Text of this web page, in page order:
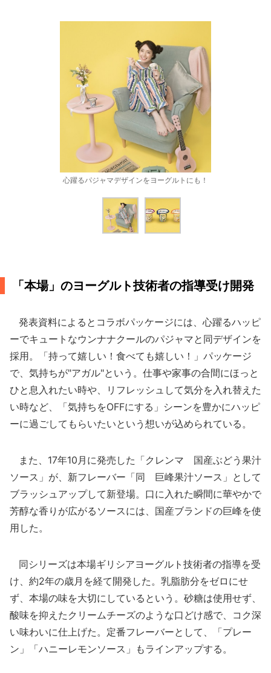
心躍るパジャマデザインをヨーグルトにも！
「本場」のヨーグルト技術者の指導受け開発
発表資料によるとコラボパッケージには、心躍るハッピ
ーでキュートなウンナナクールのパジャマと同デザインを
採用。「持って嬉しい！食べても嬉しい！」パッケージ
で、気持ちが"アガル"という。仕事や家事の合間にほっと
ひと息入れたい時や、リフレッシュして気分を入れ替えた
い時など、「気持ちをOFFにする」シーンを豊かにハッピ
ーに過ごしてもらいたいという想いが込められている。
また、17年10月に発売した「クレンマ 国産ぶどう果汁
ソース」が、新フレーバー「同 巨峰果汁ソース」として
ブラッシュアップして新登場。口に入れた瞬間に華やかで
芳醇な香りが広がるソースには、国産ブランドの巨峰を使
用した。
同シリーズは本場ギリシアヨーグルト技術者の指導を受
け、約2年の歳月を経て開発した。乳脂肪分をゼロにせ
ず、本場の味を大切にしているという。砂糖は使用せず、
酸味を抑えたクリームチーズのような口どけ感で、コク深
い味わいに仕上げた。定番フレーバーとして、「プレー
ン」「ハニーレモンソース」もラインアップする。